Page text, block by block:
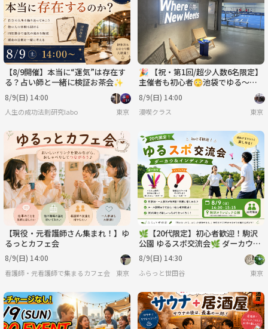
【8/9開催】本当に“運気”は存在す
る？占い師と一緒に検証お茶会✨
8/9(日) 14:00
人生の成功法則研究labo 東京
🎉 【祝・第1回/超少人数6名限定】
主催者も初心者😳池袋でゆる〜く
楽しむ！ピックルボール体験会 🎾
8/9(日) 14:00
漫喫クラス 東京
【現役・元看護師さん集まれ！】ゆ
るっとカフェ会
8/9(日) 14:00
看護師・元看護師で集まるカフェ会 東京
🌿【20代限定】初心者歓迎！駒沢
公園 ゆるスポ交流会🌿 ダーカウ＆
インディアカ
8/9(日) 14:30
ふらっと世田谷 東京